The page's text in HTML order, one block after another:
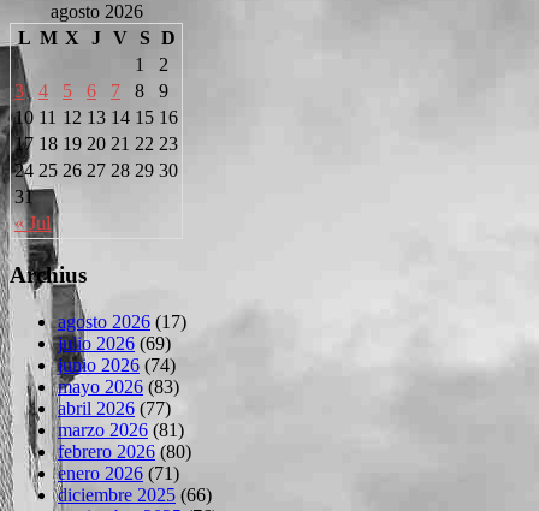
agosto 2026
L M X J V S D
« Jul
1
2
3
4 5 6 7 8
9
10 11 12 13 14 15 16
17 18 19 20 21 22 23
24 25 26 27 28 29 30
31
Archius
agosto 2026 (17)
julio 2026 (69)
junio 2026 (74)
mayo 2026 (83)
abril 2026 (77)
marzo 2026 (81)
febrero 2026 (80)
enero 2026 (71)
diciembre 2025 (66)